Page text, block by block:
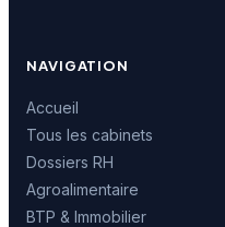
NAVIGATION
Accueil
Tous les cabinets
Dossiers RH
Agroalimentaire
BTP & Immobilier